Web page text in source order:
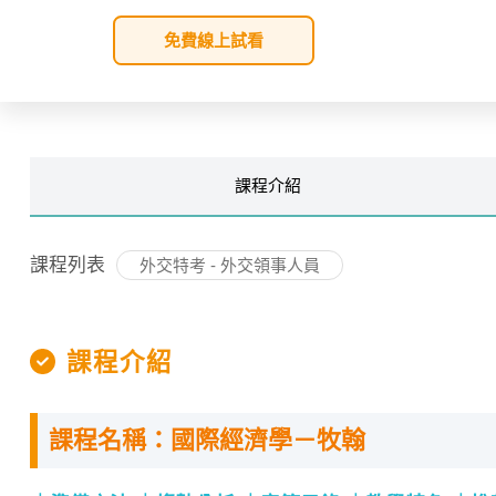
免費線上試看
課程介紹
課程列表 外交特考 - 外交領事人員
課程介紹
課程名稱：國際經濟學－牧翰